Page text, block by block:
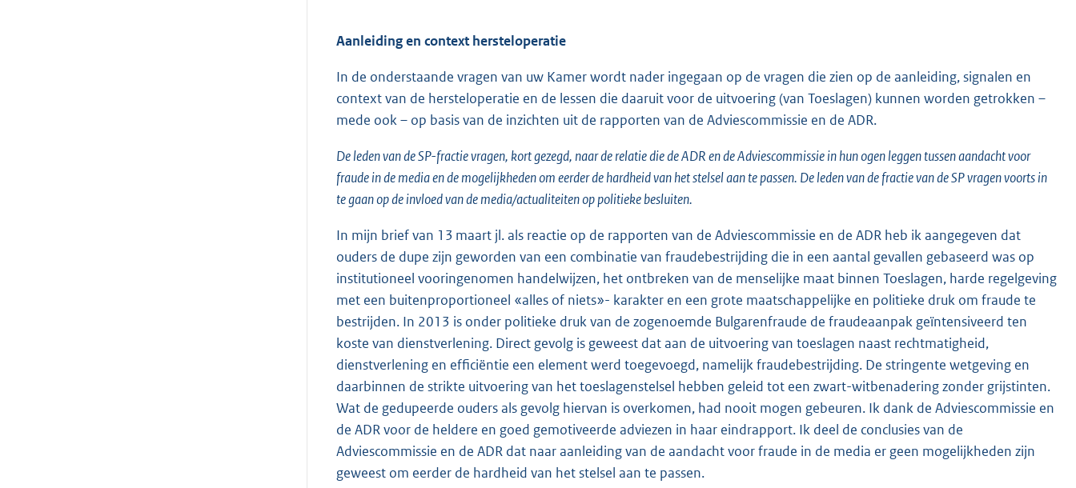
Aanleiding en context hersteloperatie
In de onderstaande vragen van uw Kamer wordt nader ingegaan op de vragen die zien op de aanleiding, signalen en
context van de hersteloperatie en de lessen die daaruit voor de uitvoering (van Toeslagen) kunnen worden getrokken –
mede ook – op basis van de inzichten uit de rapporten van de Adviescommissie en de ADR.
De leden van de SP-fractie vragen, kort gezegd, naar de relatie die de ADR en de Adviescommissie in hun ogen leggen tussen aandacht voor
fraude in de media en de mogelijkheden om eerder de hardheid van het stelsel aan te passen. De leden van de fractie van de SP vragen voorts in
te gaan op de invloed van de media/actualiteiten op politieke besluiten.
In mijn brief van 13 maart jl. als reactie op de rapporten van de Adviescommissie en de ADR heb ik aangegeven dat
ouders de dupe zijn geworden van een combinatie van fraudebestrijding die in een aantal gevallen gebaseerd was op
institutioneel vooringenomen handelwijzen, het ontbreken van de menselijke maat binnen Toeslagen, harde regelgeving
met een buitenproportioneel «alles of niets»- karakter en een grote maatschappelijke en politieke druk om fraude te
bestrijden. In 2013 is onder politieke druk van de zogenoemde Bulgarenfraude de fraudeaanpak geïntensiveerd ten
koste van dienstverlening. Direct gevolg is geweest dat aan de uitvoering van toeslagen naast rechtmatigheid,
dienstverlening en efficiëntie een element werd toegevoegd, namelijk fraudebestrijding. De stringente wetgeving en
daarbinnen de strikte uitvoering van het toeslagenstelsel hebben geleid tot een zwart-witbenadering zonder grijstinten.
Wat de gedupeerde ouders als gevolg hiervan is overkomen, had nooit mogen gebeuren. Ik dank de Adviescommissie en
de ADR voor de heldere en goed gemotiveerde adviezen in haar eindrapport. Ik deel de conclusies van de
Adviescommissie en de ADR dat naar aanleiding van de aandacht voor fraude in de media er geen mogelijkheden zijn
geweest om eerder de hardheid van het stelsel aan te passen.